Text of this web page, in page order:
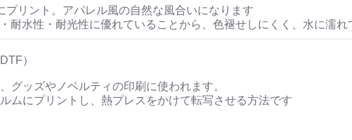
プリント。アパレル風の自然な風合いになります
耐水性・耐光性に優れていることから、色褪せしにくく、水に濡れ
）
グッズやノベルティの印刷に使われます。
ムにプリントし、熱プレスをかけて転写させる方法です